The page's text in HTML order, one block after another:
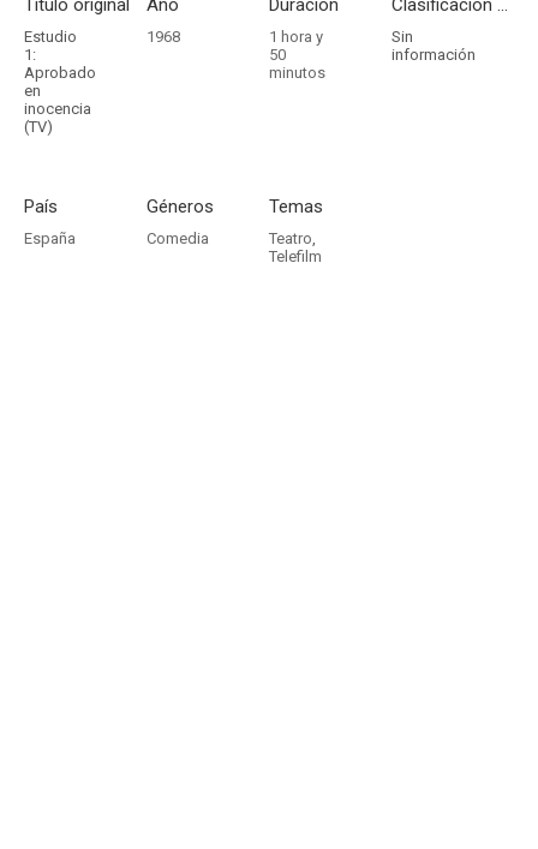
Título original
Estudio
1:
Aprobado
en
inocencia
(TV)
Año
1968
Duración
1 hora y
50
minutos
Clasificación por edades
Sin
información
País
España
Géneros
Comedia
Temas
Teatro,
Telefilm